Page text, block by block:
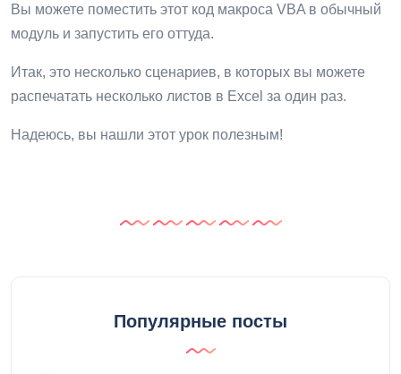
Вы можете поместить этот код макроса VBA в обычный
модуль и запустить его оттуда.
Итак, это несколько сценариев, в которых вы можете
распечатать несколько листов в Excel за один раз.
Надеюсь, вы нашли этот урок полезным!
Популярные посты